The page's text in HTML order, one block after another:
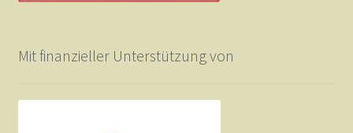
Mit finanzieller Unterstützung von